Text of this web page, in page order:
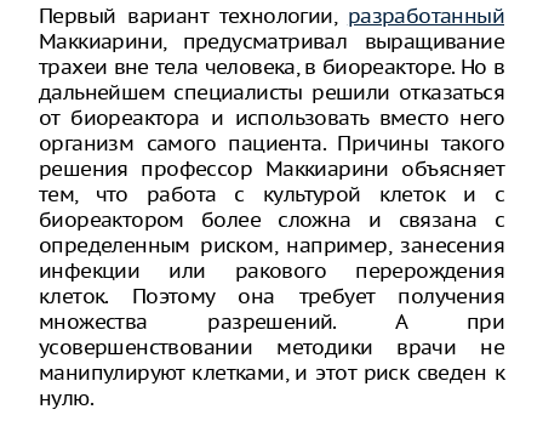
Первый вариант технологии, разработанный
Маккиарини, предусматривал выращивание
трахеи вне тела человека, в биореакторе. Но в
дальнейшем специалисты решили отказаться
от биореактора и использовать вместо него
организм самого пациента. Причины такого
решения профессор Маккиарини объясняет
тем, что работа с культурой клеток и с
биореактором более сложна и связана с
определенным риском, например, занесения
инфекции или ракового перерождения
клеток. Поэтому она требует получения
множества разрешений. А при
усовершенствовании методики врачи не
манипулируют клетками, и этот риск сведен к
нулю.